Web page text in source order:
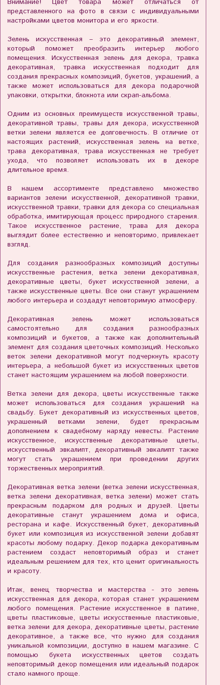
представленного на фото в связи с индивидуальными
настройками цветов монитора и его яркости.
Зелень искусственная – это декоративный элемент,
который поможет преобразить интерьер любого
помещения. Искусственная зелень для декора, травка
декоративная, травка искусственная подходит для
создания прекрасных композиций, букетов, украшений, а
также может использоваться для декора подарочной
упаковки, открытки, блокнота или скрап-альбома.
Одним из основных преимуществ искусственной травы,
декоративной травы, травы для декора, искусственной
ветки зелени является ее долговечность. В отличие от
настоящих растений, искусственная зелень на ветке,
трава декоративная, трава искусственная не требует
ухода, что позволяет использовать их в декоре
длительное время.
В нашем ассортименте представлено множество
вариантов зелени искусственной, декоративной травки,
искусственной травки, травки для декора со специальная
обработка, имитирующая процесс природного старения.
Такое искусственное растение, трава для декора
выглядит более естественно и неповторимо, привлекает
взгляд.
Для создания разнообразных композиций доступны
искусственные растения, ветка зелени декоративная,
декоративные цветы, букет искусственной зелени, а
также искусственные цветы. Все они станут украшением
любого интерьера и создадут неповторимую атмосферу.
Декоративная зелень может использоваться
самостоятельно для создания разнообразных
композиций и букетов, а также как дополнительный
элемент для создания цветочных композиций. Несколько
веток зелени декоративной могут подчеркнуть красоту
интерьера, а небольшой букет из искусственных цветов
станет настоящим украшением на любой поверхности.
Ветка зелени для декора, цветы искусственные также
может использоваться для создания украшений на
свадьбу. Букет декоративный из искусственных цветов,
украшенный ветками зелени, будет прекрасным
дополнением к свадебному наряду невесты. Растение
искусственное, искусственные декоративные цветы,
искусственный эвкалипт, декоративный эвкалипт также
могут стать украшением при проведении других
торжественных мероприятий.
Декоративная ветка зелени (ветка зелени искусственная,
ветка зелени декоративная, ветка зелени) может стать
прекрасным подарком для родных и друзей. Цветы
декоративные станут украшением дома и офиса,
ресторана и кафе. Искусственный букет, декоративный
букет или композиция из искусственной зелени добавят
красоты любому подарку. Декор подарка декоративным
растением создаст неповторимый образ и станет
идеальным решением для тех, кто ценит оригинальность
и красоту.
Итак, венец творчества и мастерства - это зелень
искусственная для декора, которая станет украшением
любого помещения. Растение искусственное в патине,
цветы пластиковые, цветы искусственные пластиковые,
ветка зелени для декора, декоративные цветы, растение
декоративное, а также все, что нужно для создания
уникальной композиции, доступно в нашем магазине. С
помощью букета искусственных цветов создать
неповторимый декор помещения или идеальный подарок
стало намного проще.